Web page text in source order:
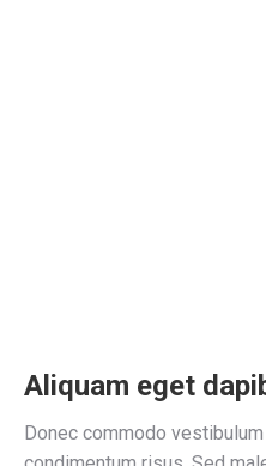
Aliquam eget
Donec commodo